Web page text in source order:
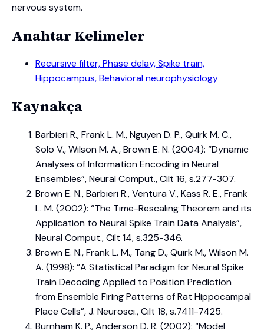
nervous system.
Anahtar Kelimeler
Recursive filter, Phase delay, Spike train,
Hippocampus, Behavioral neurophysiology
Kaynakça
Barbieri R., Frank L. M., Nguyen D. P., Quirk M. C.,
Solo V., Wilson M. A., Brown E. N. (2004): “Dynamic
Analyses of Information Encoding in Neural
Ensembles”, Neural Comput., Cilt 16, s.277-307.
Brown E. N., Barbieri R., Ventura V., Kass R. E., Frank
L. M. (2002): “The Time-Rescaling Theorem and its
Application to Neural Spike Train Data Analysis”,
Neural Comput., Cilt 14, s.325-346.
Brown E. N., Frank L. M., Tang D., Quirk M., Wilson M.
A. (1998): “A Statistical Paradigm for Neural Spike
Train Decoding Applied to Position Prediction
from Ensemble Firing Patterns of Rat Hippocampal
Place Cells”, J. Neurosci., Cilt 18, s.7411-7425.
Burnham K. P., Anderson D. R. (2002): “Model